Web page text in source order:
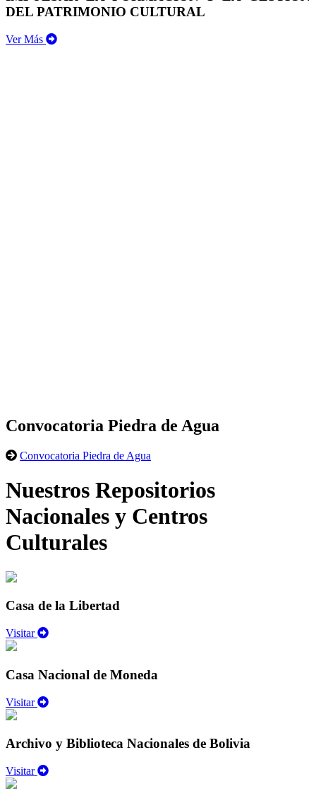
DEL PATRIMONIO CULTURAL
Ver Más
Convocatoria Piedra de Agua
Convocatoria Piedra de Agua
Nuestros Repositorios
Nacionales y Centros
Culturales
Casa de la Libertad
Visitar
Casa Nacional de Moneda
Visitar
Archivo y Biblioteca Nacionales de Bolivia
Visitar